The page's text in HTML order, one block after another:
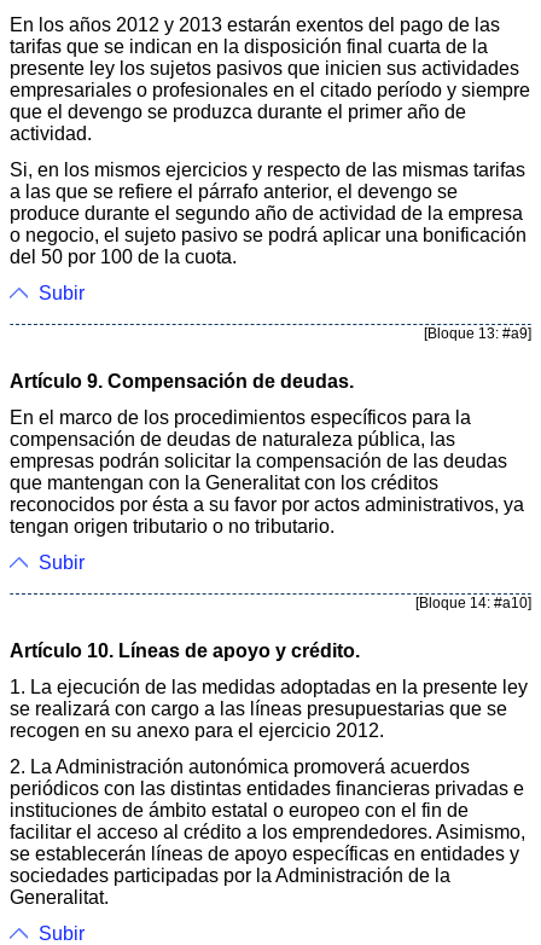
En los años 2012 y 2013 estarán exentos del pago de las
tarifas que se indican en la disposición final cuarta de la
presente ley los sujetos pasivos que inicien sus actividades
empresariales o profesionales en el citado período y siempre
que el devengo se produzca durante el primer año de
actividad.
Si, en los mismos ejercicios y respecto de las mismas tarifas
a las que se refiere el párrafo anterior, el devengo se
produce durante el segundo año de actividad de la empresa
o negocio, el sujeto pasivo se podrá aplicar una bonificación
del 50 por 100 de la cuota.
Subir
[Bloque 13: #a9]
Artículo 9. Compensación de deudas.
En el marco de los procedimientos específicos para la
compensación de deudas de naturaleza pública, las
empresas podrán solicitar la compensación de las deudas
que mantengan con la Generalitat con los créditos
reconocidos por ésta a su favor por actos administrativos, ya
tengan origen tributario o no tributario.
Subir
[Bloque 14: #a10]
Artículo 10. Líneas de apoyo y crédito.
1. La ejecución de las medidas adoptadas en la presente ley
se realizará con cargo a las líneas presupuestarias que se
recogen en su anexo para el ejercicio 2012.
2. La Administración autonómica promoverá acuerdos
periódicos con las distintas entidades financieras privadas e
instituciones de ámbito estatal o europeo con el fin de
facilitar el acceso al crédito a los emprendedores. Asimismo,
se establecerán líneas de apoyo específicas en entidades y
sociedades participadas por la Administración de la
Generalitat.
Subir